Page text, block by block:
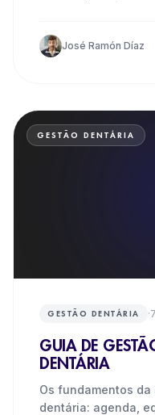
José Ramón Díaz
GESTÃO DENTÁRIA
GESTÃO DENTÁRIA ·7
GUIA DE
DENTÁRIA
Os fundamentos
dentária: agenda,